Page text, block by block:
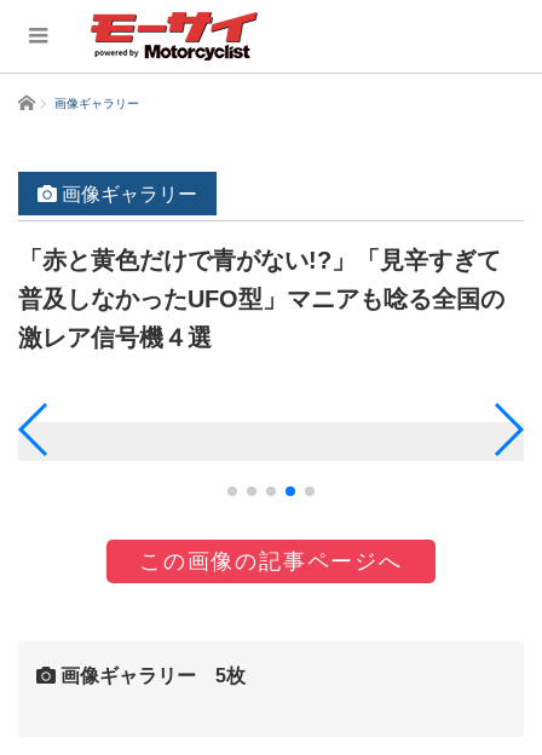
ホーム 画像ギャラリー
画像ギャラリー
「赤と黄色だけで青がない!?」「見辛すぎて
普及しなかったUFO型」マニアも唸る全国の
激レア信号機４選
この画像の記事ページへ
画像ギャラリー 5枚